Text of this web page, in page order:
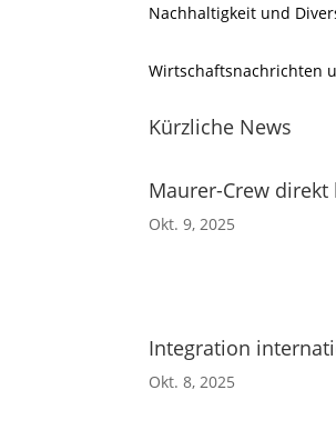
Nachhaltigkeit und
Wirtschaftsnachrichten
Kürzliche News
Maurer-Crew
Okt. 9, 2025
Integration
Okt. 8, 2025